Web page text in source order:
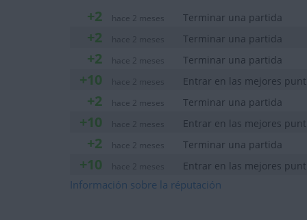
+2 hace 2 meses Terminar una partida
+2 hace 2 meses Terminar una partida
+2 hace 2 meses Terminar una partida
+10 hace 2 meses Entrar en las mejores
+2 hace 2 meses Terminar una partida
+10 hace 2 meses Entrar en las mejores
+2 hace 2 meses Terminar una partida
+10 hace 2 meses Entrar en las mejores
+2 hace 2 meses Terminar una partida
Información sobre la réputación